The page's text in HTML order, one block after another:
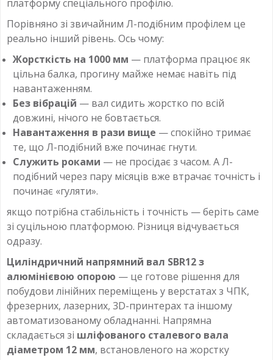
платформу спеціального профілю.
Порівняно зі звичайним Л-подібним профілем це
реально інший рівень. Ось чому:
Жорсткість на 1000 мм — платформа працює як
цільна балка, прогину майже немає навіть під
навантаженням.
Без вібрацій — вал сидить жорстко по всій
довжині, нічого не бовтається.
Навантаження в рази вище — спокійно тримає
те, що Л-подібний вже починає гнути.
Служить роками — не просідає з часом. А Л-
подібний через пару місяців вже втрачає точність і
починає «гуляти».
якщо потрібна стабільність і точність — беріть саме
зі суцільною платформою. Різниця відчувається
одразу.
Циліндричний напрямний вал SBR12 з
алюмінієвою опорою — це готове рішення для
побудови лінійних переміщень у верстатах з ЧПК,
фрезерних, лазерних, 3D-принтерах та іншому
автоматизованому обладнанні. Напрямна
складається зі шліфованого сталевого вала
діаметром 12 мм, встановленого на жорстку